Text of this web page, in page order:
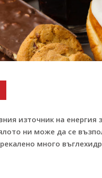
източник на енергия
ни може да се
много